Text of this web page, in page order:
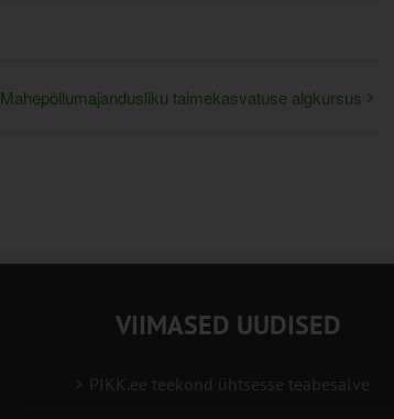
Mahepõllumajandusliku taimekasvatuse algkursus
VIIMASED UUDISED
PIKK.ee teekond ühtsesse teabesalve